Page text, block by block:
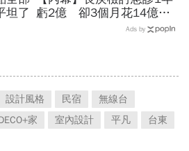
坦了 虧2億 卻3個月花14億買
Ads by
設計風格 民宿
無線台
家 室內設計 平凡
台東